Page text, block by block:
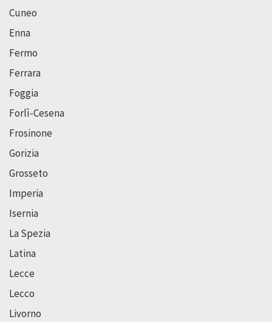
Cuneo
Enna
Fermo
Ferrara
Foggia
Forlì-Cesena
Frosinone
Gorizia
Grosseto
Imperia
Isernia
La Spezia
Latina
Lecce
Lecco
Livorno